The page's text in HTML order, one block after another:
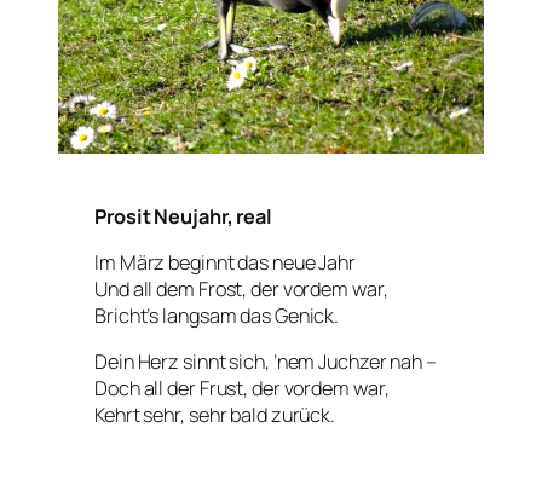
Prosit Neujahr, real
Im März beginnt das neue Jahr
Und all dem Frost, der vordem war,
Bricht’s langsam das Genick.
Dein Herz sinnt sich, ’nem Juchzer nah –
Doch all der Frust, der vordem war,
Kehrt sehr, sehr bald zurück.